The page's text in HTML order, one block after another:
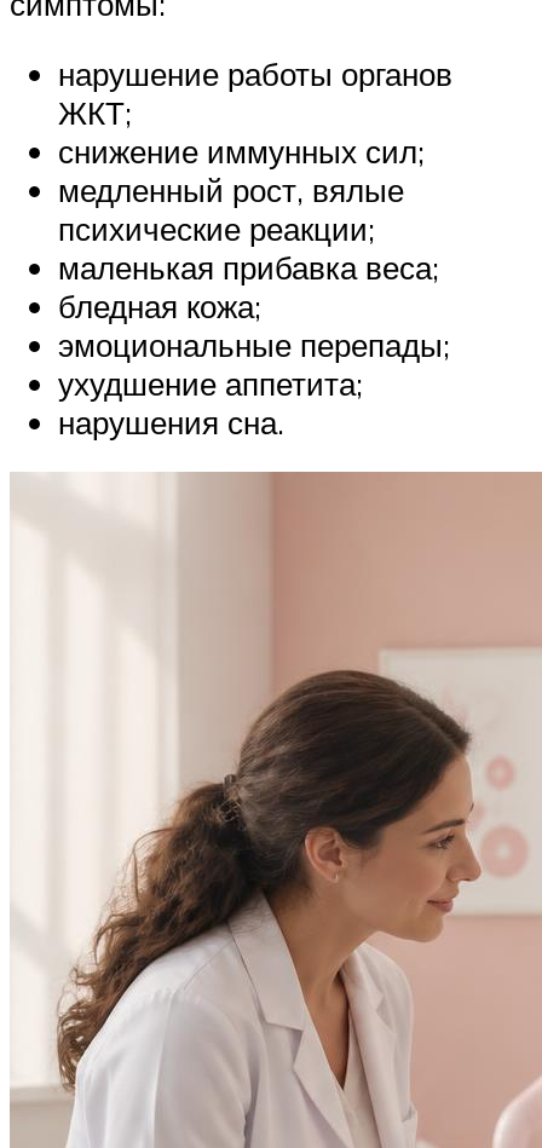
нарушение работы органов
ЖКТ;
снижение иммунных сил;
медленный рост, вялые
психические реакции;
маленькая прибавка веса;
бледная кожа;
эмоциональные перепады;
ухудшение аппетита;
нарушения сна.